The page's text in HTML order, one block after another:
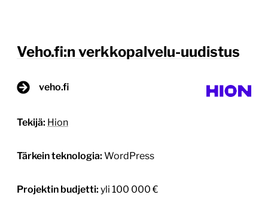
Veho.fi:n verkkopalvelu-uudistus
veho.fi
Tekijä: Hion
Tärkein teknologia: WordPress
Projektin budjetti: yli 100 000 €